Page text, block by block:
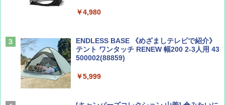
ァキア 2026～2027 地球の歩き方A ヨーロッ
￥4,980
ENDLESS BASE 《めざましテレビで紹介》
テント ワンタッチ RENEW 幅200 2-3人用 43
500002(88859)
￥5,999